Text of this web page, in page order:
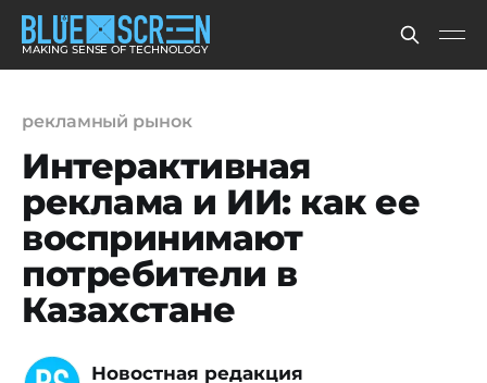
MAKING SENSE OF TECHNOLOGY
рекламный рынок
Интерактивная
реклама и ИИ: как ее
воспринимают
потребители в
Казахстане
Новостная редакция